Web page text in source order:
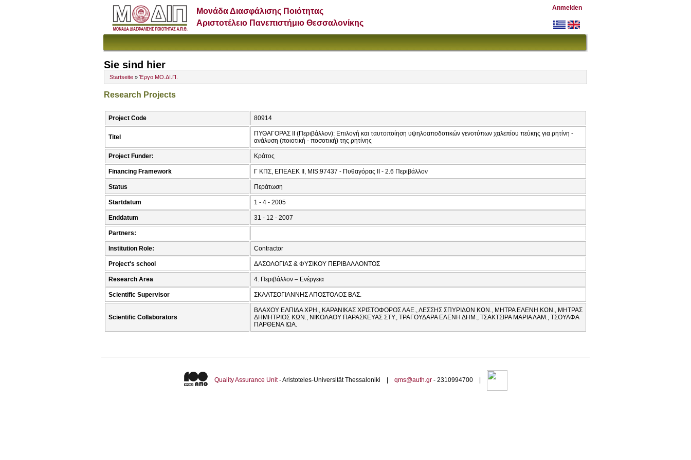
Μονάδα Διασφάλισης Ποιότητας
Αριστοτέλειο Πανεπιστήμιο Θεσσαλονίκης
Anmelden
Sie sind hier
Startseite » Έργο ΜΟ.ΔΙ.Π.
Research Projects
Project Code 80914
Titel
ΠΥΘΑΓΟΡΑΣ ΙΙ (Περιβάλλον): Επιλογή και ταυτοποίηση υψηλοαποδοτικών γενοτύπων χαλεπίου πεύκης για ρητίνη -
ανάλυση (ποιοτική - ποσοτική) της ρητίνης
Project Funder: Κράτος
Financing Framework Γ ΚΠΣ, ΕΠΕΑΕΚ ΙΙ, MIS:97437 - Πυθαγόρας ΙΙ - 2.6 Περιβάλλον
Status Περάτωση
Startdatum 1 - 4 - 2005
Enddatum 31 - 12 - 2007
Partners:
Institution Role: Contractor
Project's school ΔΑΣΟΛΟΓΙΑΣ & ΦΥΣΙΚΟΥ ΠΕΡΙΒΑΛΛΟΝΤΟΣ
Research Area 4. Περιβάλλον – Ενέργεια
Scientific Supervisor ΣΚΑΛΤΣΟΓΙΑΝΝΗΣ ΑΠΟΣΤΟΛΟΣ ΒΑΣ.
Scientific Collaborators
ΒΛΑΧΟΥ ΕΛΠΙΔΑ ΧΡΗ., ΚΑΡΑΝΙΚΑΣ ΧΡΙΣΤΟΦΟΡΟΣ ΛΑΕ., ΛΕΣΣΗΣ ΣΠΥΡΙΔΩΝ ΚΩΝ., ΜΗΤΡΑ ΕΛΕΝΗ ΚΩΝ., ΜΗΤΡΑΣ
ΔΗΜΗΤΡΙΟΣ ΚΩΝ., ΝΙΚΟΛΑΟΥ ΠΑΡΑΣΚΕΥΑΣ ΣΤΥ., ΤΡΑΓΟΥΔΑΡΑ ΕΛΕΝΗ ΔΗΜ., ΤΣΑΚΤΣΙΡΑ ΜΑΡΙΑ ΛΑΜ., ΤΣΟΥΛΦΑ
ΠΑΡΘΕΝΑ ΙΩΑ.
Quality Assurance Unit- Aristoteles-Universität Thessaloniki | qms@auth.gr - 2310994700 |